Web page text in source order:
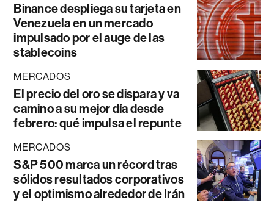
Binance despliega su tarjeta en
Venezuela en un mercado
impulsado por el auge de las
stablecoins
MERCADOS
El precio del oro se dispara y va
camino a su mejor día desde
febrero: qué impulsa el repunte
MERCADOS
S&P 500 marca un récord tras
sólidos resultados corporativos
y el optimismo alrededor de Irán